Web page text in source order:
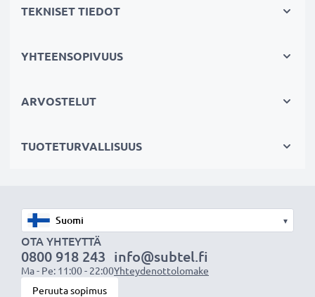
✔Säännöllinen ja kattava testaus
- jokainen kenno
✔100% yhteensopiva
- korvaa alkuperäisen tabletin
tarvikeakun korvaamat alkuperäiset akkumallit)
Teknologia: Litiumpolymeeri
Väri : Musta
CELLONIC vaihtoakku - laatua edulliseen hintaan.
TEKNISET TIEDOT
YHTEENSOPIVUUS
ARVOSTELUT
TUOTETURVALLISUUS
▾
OTA YHTEYTTÄ
0800 918 243
Ma - Pe: 11:00 - 22:00
info@subtel.fi
Yhteydenottolomake
Peruuta sopimus